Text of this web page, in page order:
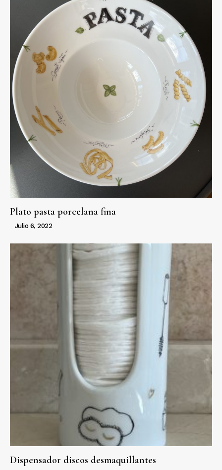
Plato pasta porcelana fina
Julio 6, 2022
Dispensador discos desmaquillantes